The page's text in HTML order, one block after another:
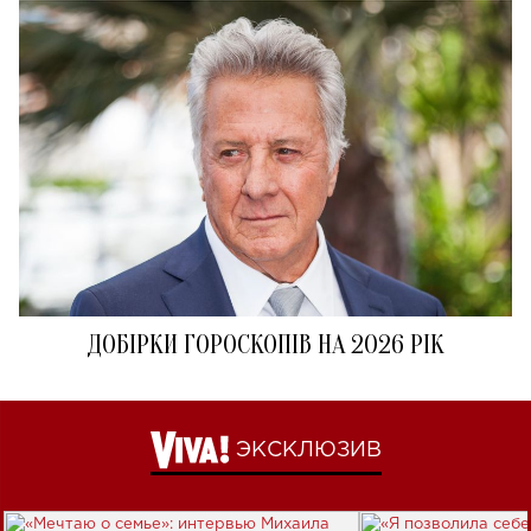
ДОБІРКИ ГОРОСКОПІВ НА 2026 РІК
ЭКСКЛЮЗИВ